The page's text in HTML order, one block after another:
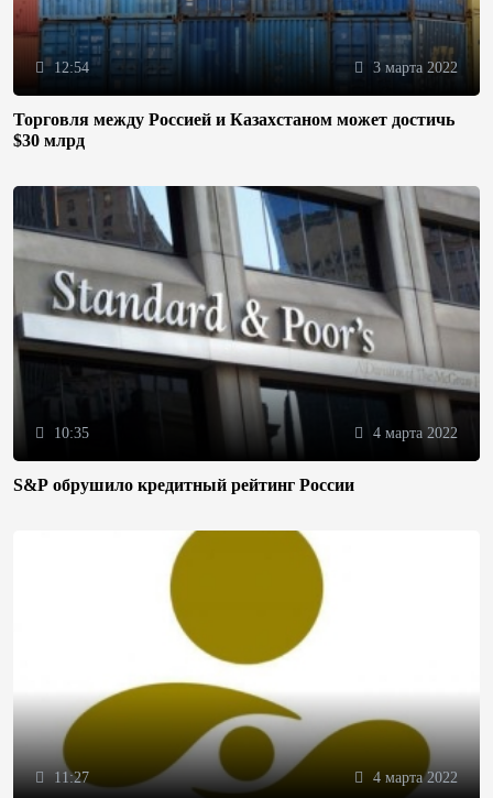
12:54 3 марта 2022
Торговля между Россией и Казахстаном может достичь
$30 млрд
10:35 4 марта 2022
S&P обрушило кредитный рейтинг России
11:27 4 марта 2022